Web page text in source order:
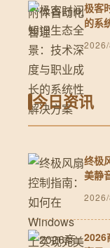
极客
的系
今日资讯
终极
美静
2026